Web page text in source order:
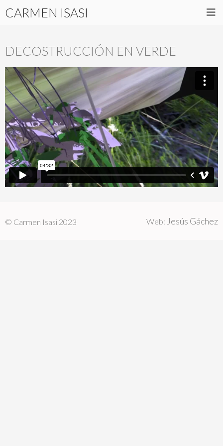
CARMEN ISASI
DECOSTRUCCIÓN EN VERDE
© Carmen Isasi 2023 Web: Jesús Gáchez